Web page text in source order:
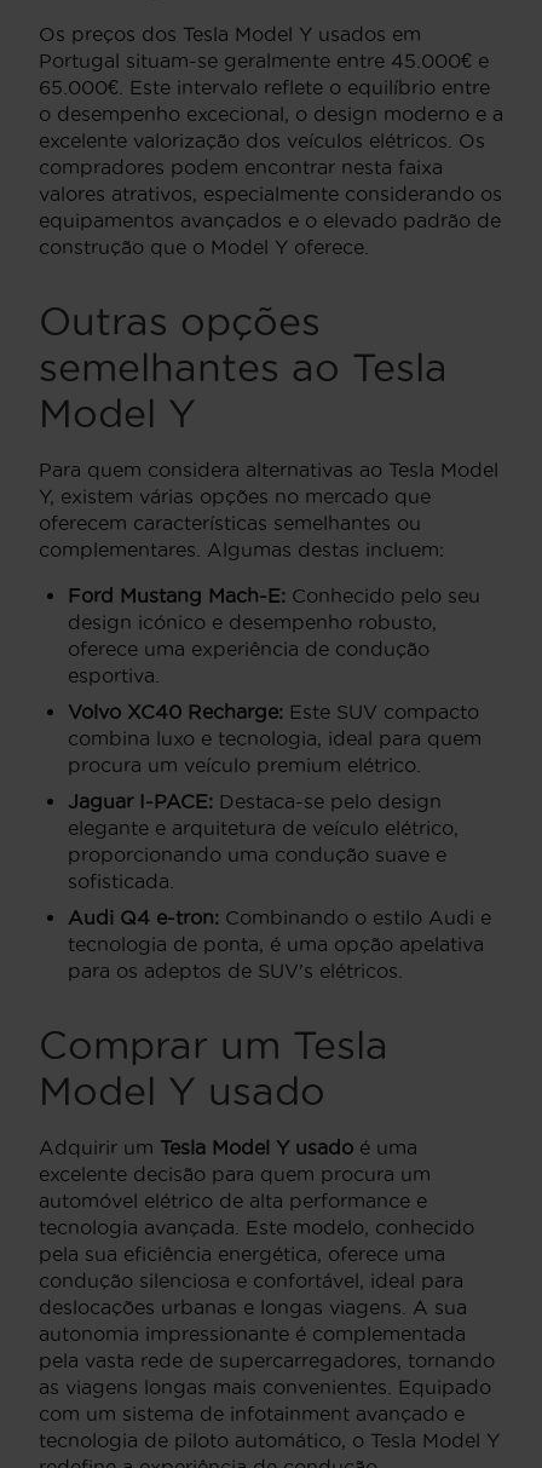
Os preços dos Tesla Model Y usados em
Portugal situam-se geralmente entre 45.000€ e
65.000€. Este intervalo reflete o equilíbrio entre
o desempenho excecional, o design moderno e a
excelente valorização dos veículos elétricos. Os
compradores podem encontrar nesta faixa
valores atrativos, especialmente considerando os
equipamentos avançados e o elevado padrão de
construção que o Model Y oferece.
Outras opções
semelhantes ao Tesla
Model Y
Para quem considera alternativas ao Tesla Model
Y, existem várias opções no mercado que
oferecem características semelhantes ou
complementares. Algumas destas incluem:
Ford Mustang Mach-E: Conhecido pelo seu
design icónico e desempenho robusto,
oferece uma experiência de condução
esportiva.
Volvo XC40 Recharge: Este SUV compacto
combina luxo e tecnologia, ideal para quem
procura um veículo premium elétrico.
Jaguar I-PACE: Destaca-se pelo design
elegante e arquitetura de veículo elétrico,
proporcionando uma condução suave e
sofisticada.
Audi Q4 e-tron: Combinando o estilo Audi e
tecnologia de ponta, é uma opção apelativa
para os adeptos de SUV's elétricos.
Comprar um Tesla
Model Y usado
Adquirir um Tesla Model Y usado é uma
excelente decisão para quem procura um
automóvel elétrico de alta performance e
tecnologia avançada. Este modelo, conhecido
pela sua eficiência energética, oferece uma
condução silenciosa e confortável, ideal para
deslocações urbanas e longas viagens. A sua
autonomia impressionante é complementada
pela vasta rede de supercarregadores, tornando
as viagens longas mais convenientes. Equipado
com um sistema de infotainment avançado e
tecnologia de piloto automático, o Tesla Model Y